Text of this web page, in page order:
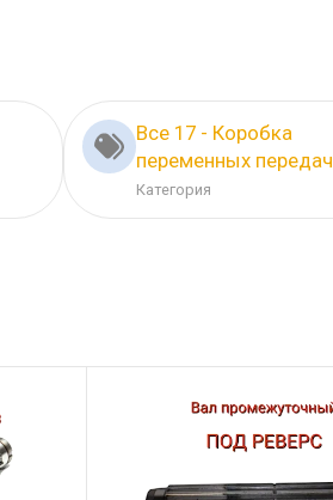
Все 17 - Коробка
переменных передач
Категория